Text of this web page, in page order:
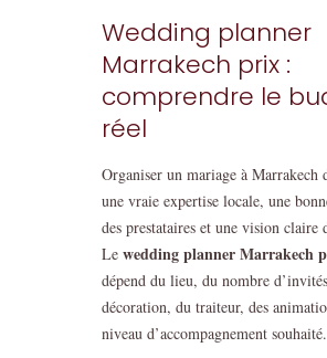
Wedding planner
Marrakech prix :
comprendre le
réel
Organiser un mariage à Marrakech
une vraie expertise locale, une
des prestataires et une vision claire
Le wedding planner Marrakech
dépend du lieu, du nombre
décoration, du traiteur, des
niveau d’accompagnement souhaité.